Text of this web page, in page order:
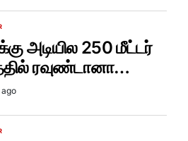
அடியில 250 மீட்டர்
ரவுண்டானா…
ago